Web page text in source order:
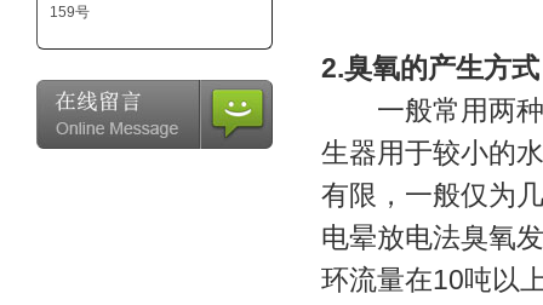
159号
2.臭氧的产生方式
一般常用两种
生器用于较小的
有限，一般仅为
电晕放电法臭氧
环流量在10吨以